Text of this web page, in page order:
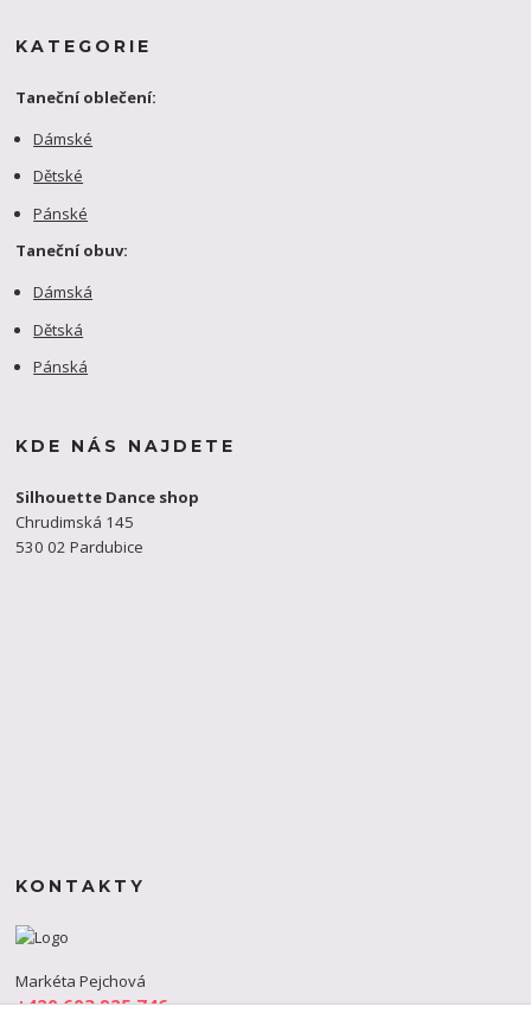
KATEGORIE
Taneční oblečení:
Dámské
Dětské
Pánské
Taneční obuv:
Dámská
Dětská
Pánská
KDE NÁS NAJDETE
Silhouette Dance shop
Chrudimská 145
530 02 Pardubice
KONTAKTY
Markéta Pejchová
+420 603 925 746